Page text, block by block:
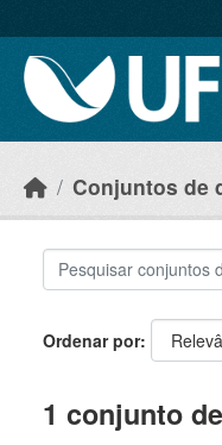
Conjuntos de
Ordenar por
1 conjunto